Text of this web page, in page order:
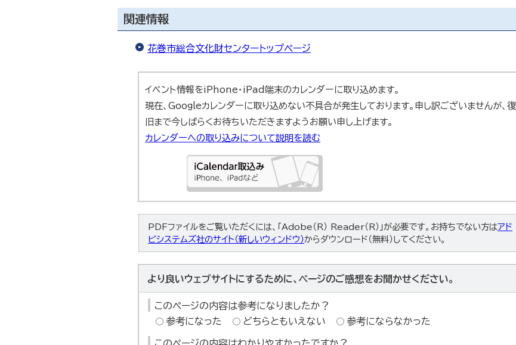
関連情報
花巻市総合文化財センタートップページ
イベント情報をiPhone・iPad端末のカレンダーに取り込めます。
現在、Googleカレンダーに取り込めない不具合が発生しております。申し訳ございませんが、復
旧まで今しばらくお待ちいただきますようお願い申し上げます。
カレンダーへの取り込みについて説明を読む
PDFファイルをご覧いただくには、「Adobe（R） Reader（R）」が必要です。お持ちでない方はアド
ビシステムズ社のサイト（新しいウィンドウ）からダウンロード（無料）してください。
より良いウェブサイトにするために、ページのご感想をお聞かせください。
このページの内容は参考になりましたか？
参考になった
どちらともいえない 参考にならなかった